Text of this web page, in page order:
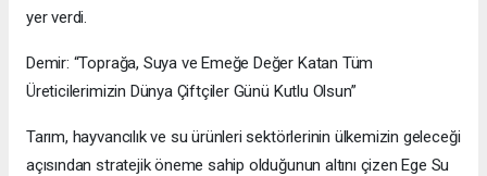
yer verdi.
Demir: “Toprağa, Suya ve Emeğe Değer Katan Tüm
Üreticilerimizin Dünya Çiftçiler Günü Kutlu Olsun”
Tarım, hayvancılık ve su ürünleri sektörlerinin ülkemizin geleceği
açısından stratejik öneme sahip olduğunun altını çizen Ege Su